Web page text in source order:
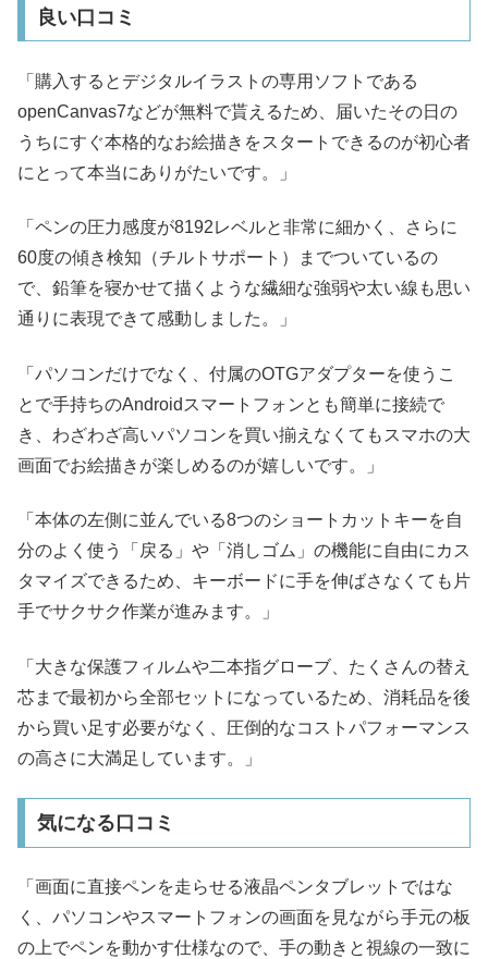
良い口コミ
「購入するとデジタルイラストの専用ソフトである
openCanvas7などが無料で貰えるため、届いたその日の
うちにすぐ本格的なお絵描きをスタートできるのが初心者
にとって本当にありがたいです。」
「ペンの圧力感度が8192レベルと非常に細かく、さらに
60度の傾き検知（チルトサポート）までついているの
で、鉛筆を寝かせて描くような繊細な強弱や太い線も思い
通りに表現できて感動しました。」
「パソコンだけでなく、付属のOTGアダプターを使うこ
とで手持ちのAndroidスマートフォンとも簡単に接続で
き、わざわざ高いパソコンを買い揃えなくてもスマホの大
画面でお絵描きが楽しめるのが嬉しいです。」
「本体の左側に並んでいる8つのショートカットキーを自
分のよく使う「戻る」や「消しゴム」の機能に自由にカス
タマイズできるため、キーボードに手を伸ばさなくても片
手でサクサク作業が進みます。」
「大きな保護フィルムや二本指グローブ、たくさんの替え
芯まで最初から全部セットになっているため、消耗品を後
から買い足す必要がなく、圧倒的なコストパフォーマンス
の高さに大満足しています。」
気になる口コミ
「画面に直接ペンを走らせる液晶ペンタブレットではな
く、パソコンやスマートフォンの画面を見ながら手元の板
の上でペンを動かす仕様なので、手の動きと視線の一致に